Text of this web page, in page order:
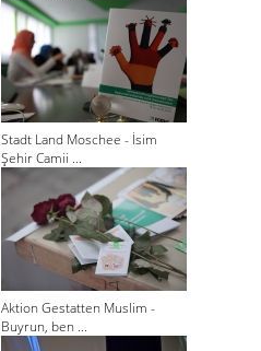
Stadt Land Moschee - İsim
Şehir Camii ...
Aktion Gestatten Muslim -
Buyrun, ben ...